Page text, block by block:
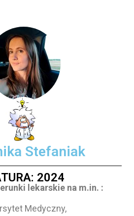
Stefaniak
2024
lekarskie na m.in. :
Medyczny,